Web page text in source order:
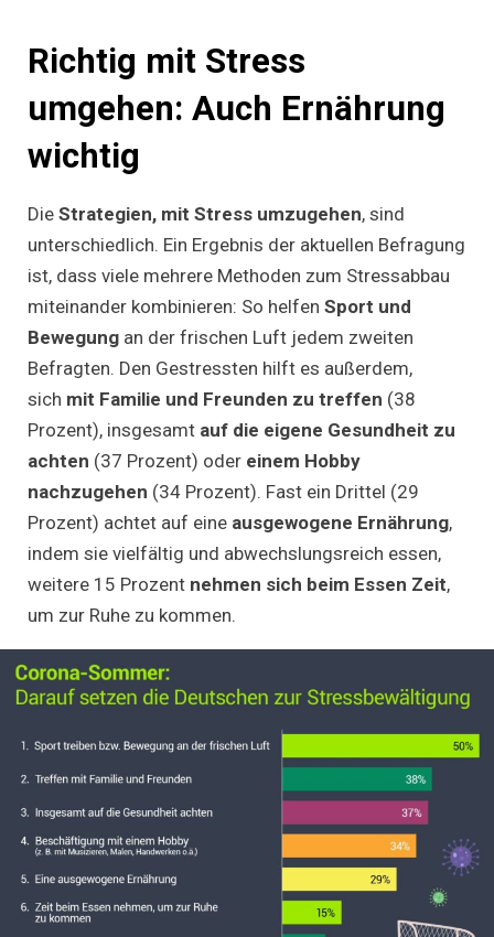
Richtig mit Stress
umgehen: Auch Ernährung
wichtig
Die Strategien, mit Stress umzugehen, sind
unterschiedlich. Ein Ergebnis der aktuellen Befragung
ist, dass viele mehrere Methoden zum Stressabbau
miteinander kombinieren: So helfen Sport und
Bewegung an der frischen Luft jedem zweiten
Befragten. Den Gestressten hilft es außerdem,
sich mit Familie und Freunden zu treffen (38
Prozent), insgesamt auf die eigene Gesundheit zu
achten (37 Prozent) oder einem Hobby
nachzugehen (34 Prozent). Fast ein Drittel (29
Prozent) achtet auf eine ausgewogene Ernährung,
indem sie vielfältig und abwechslungsreich essen,
weitere 15 Prozent nehmen sich beim Essen Zeit,
um zur Ruhe zu kommen.